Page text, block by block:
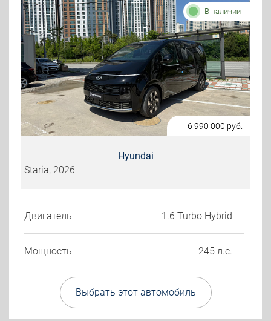
В наличии
Hyundai
Staria, 2026
6 990 000 руб.
Двигатель 1.6 Turbo Hybrid
Мощность 245 л.с.
Выбрать этот автомобиль